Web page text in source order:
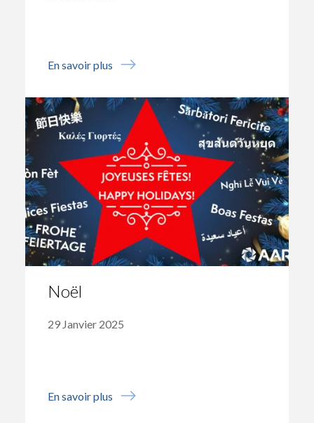
En savoir plus
Noël
29 Janvier 2025
En savoir plus